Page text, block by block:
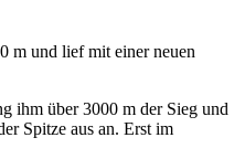
m und lief mit einer neuen
ihm über 3000 m der Sieg und
Spitze aus an. Erst im